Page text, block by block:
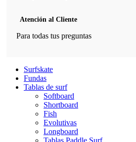
Atención al Cliente
Para todas tus preguntas
Surfskate
Fundas
Tablas de surf
Softboard
Shortboard
Fish
Evolutivas
Longboard